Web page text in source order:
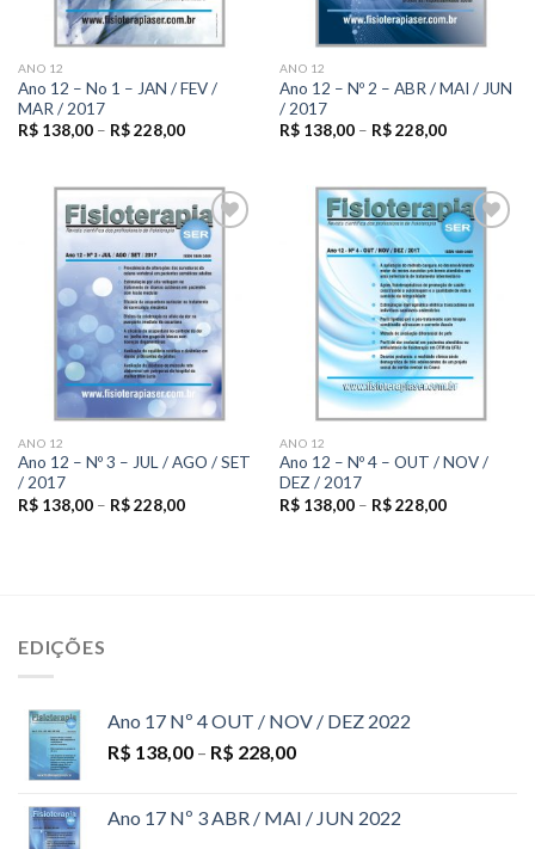
ANO 12
Ano 12 – No 1 – JAN / FEV /
MAR / 2017
R$138,00– R$228,00
ANO 12
Ano 12 – Nº 2 – ABR / MAI / JUN
/ 2017
R$138,00– R$228,00
Add to
wishlist
ANO 12
Ano 12 – Nº 3 – JUL / AGO / SET
/ 2017
R$138,00– R$228,00
Add to
wishlist
ANO 12
Ano 12 – Nº 4 – OUT / NOV /
DEZ / 2017
R$138,00– R$228,00
EDIÇÕES
Ano 17 Nº 4 OUT / NOV / DEZ 2022
R$ 138,00 – R$ 228,00
Ano 17 Nº 3 ABR / MAI / JUN 2022